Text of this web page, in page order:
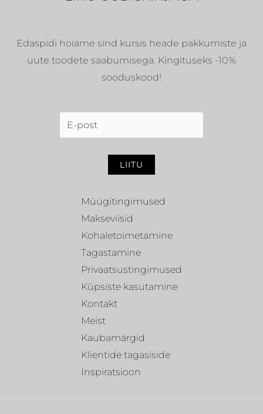
Edaspidi hoiame sind kursis heade pakkumiste ja
uute toodete saabumisega. Kingituseks -10%
sooduskood!
LIITU
Müügitingimused
Makseviisid
Kohaletoimetamine
Tagastamine
Privaatsustingimused
Küpsiste kasutamine
Kontakt
Meist
Kaubamärgid
Klientide tagasiside
Inspiratsioon